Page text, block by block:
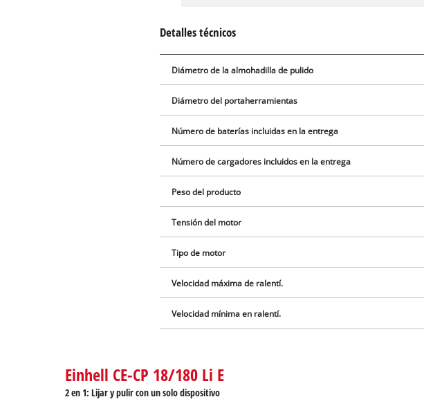
Detalles técnicos
Diámetro de la almohadilla de pulido
Diámetro del portaherramientas
Número de baterías incluidas en la entrega
Número de cargadores incluidos en la entrega
Peso del producto
Tensión del motor
Tipo de motor
Velocidad máxima de ralentí.
Velocidad mínima en ralentí.
Einhell CE-CP 18/180 Li E
2 en 1: Lijar y pulir con un solo dispositivo